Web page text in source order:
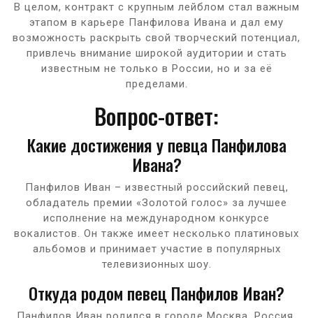
В целом, контракт с крупным лейблом стал важным
этапом в карьере Панфилова Ивана и дал ему
возможность раскрыть свой творческий потенциал,
привлечь внимание широкой аудитории и стать
известным не только в России, но и за её
пределами.
Вопрос-ответ:
Какие достижения у певца Панфилова
Ивана?
Панфилов Иван – известный российский певец,
обладатель премии «Золотой голос» за лучшее
исполнение на международном конкурсе
вокалистов. Он также имеет несколько платиновых
альбомов и принимает участие в популярных
телевизионных шоу.
Откуда родом певец Панфилов Иван?